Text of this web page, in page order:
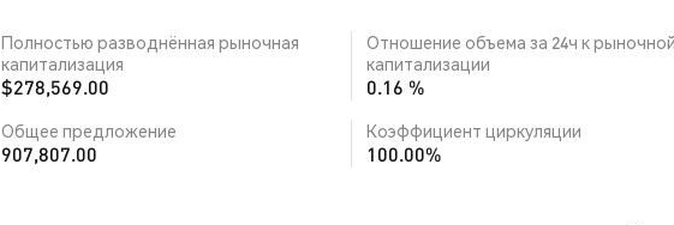
Полностью разводнённая рыночная
капитализация
$278,569.00
Отношение объема за 24ч к
капитализации
0.16 %
Общее предложение
907,807.00
Коэффициент циркуляции
100.00%